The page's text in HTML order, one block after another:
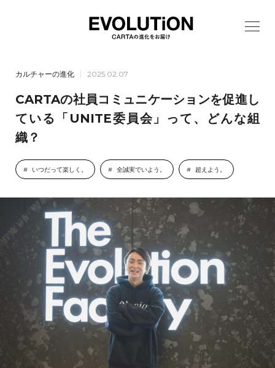
カルチャーの進化 2025.02.07
CARTAの社員コミュニケーションを促進し
ている「UNITE委員会」って、どんな組
織？
いつだって楽しく。 全誠実でいよう。 超えよう。